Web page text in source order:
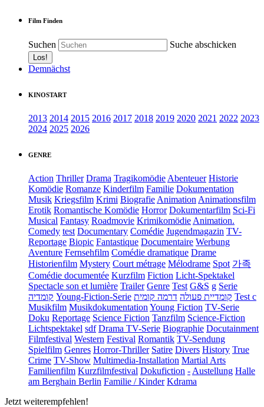
Film Finden
Suchen Suche abschicken
Demnächst
KINOSTART
2013 2014 2015 2016 2017 2018 2019 2020 2021 2022 2023
2024 2025 2026
GENRE
Action Thriller Drama Tragikomödie Abenteuer Historie
Komödie Romanze Kinderfilm Familie Dokumentation
Musik Kriegsfilm Krimi Biografie Animation Animationsfilm
Erotik Romantische Komödie Horror Dokumentarfilm Sci-Fi
Musical Fantasy Roadmovie Krimikomödie Animation.
Comedy test Documentary Comédie Jugendmagazin TV-
Reportage Biopic Fantastique Documentaire Werbung
Aventure Fernsehfilm Comédie dramatique Drame
Historienfilm Mystery Court métrage Mélodrame Spot 가족
Comédie documentée Kurzfilm Fiction Licht-Spektakel
Spectacle son et lumière Trailer Genre Test G&S g Serie
קומדיה Young-Fiction-Serie קומדיית פעולה דרמה קומית
Test c
Musikfilm Musikdokumentation Young Fiction TV-Serie
Doku Reportage Science Fiction Tanzfilm Science-Fiction
Lichtspektakel sdf Drama TV-Serie Biographie Docutainment
Filmfestival Western Festival Romantik TV-Sendung
Spielfilm Genres Horror-Thriller Satire Divers History True
Crime TV-Show Multimedia-Installation Martial Arts
Familienfilm Kurzfilmfestival Dokufiction - Austellung Halle
am Berghain Berlin Familie / Kinder Kdrama
Jetzt weiterempfehlen!